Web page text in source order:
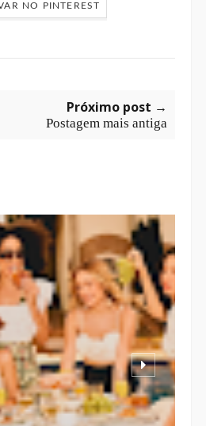
NO PINTEREST
Próximo post →
Postagem mais antiga